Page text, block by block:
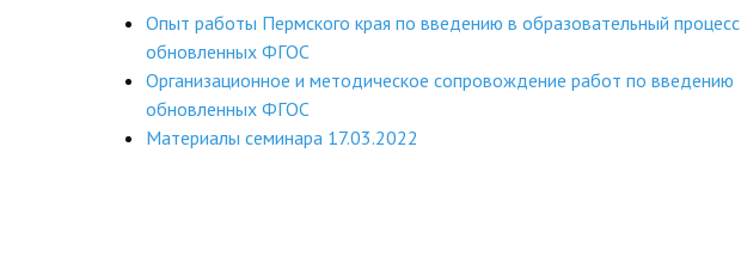
Опыт работы Пермского края по введению в образовательный процесс
обновленных ФГОС
Организационное и методическое сопровождение работ по введению
обновленных ФГОС
Материалы семинара 17.03.2022